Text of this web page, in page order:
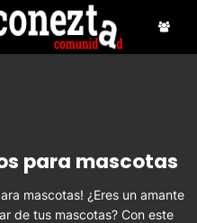
para mascotas
mascotas! ¿Eres un amante
de tus mascotas? Con este